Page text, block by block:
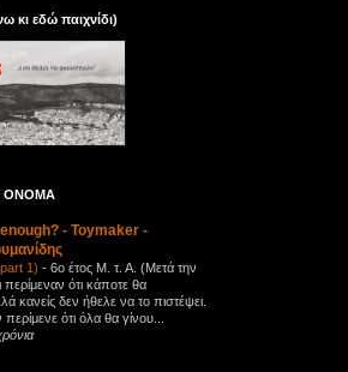
κι εδώ παιχνίδι)
ΟΝΟΜΑ
- Toymaker -
1) - 6ο έτος Μ. τ. Α. (Μετά την
ότι κάποτε θα
κανείς δεν ήθελε να το πιστέψει.
περίμενε ότι όλα θα γίνου...